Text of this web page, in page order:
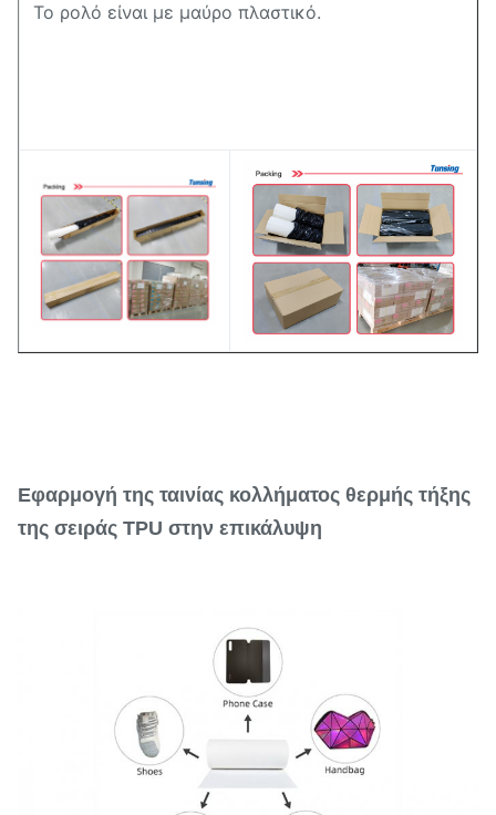
Το ρολό είναι με μαύρο πλαστικό.
Εφαρμογή της ταινίας κολλήματος θερμής τήξης
της σειράς TPU στην επικάλυψη